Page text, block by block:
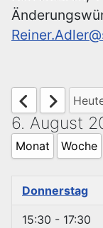
6. August
Monat Woche
Donnerstag
15:30 - 17:30